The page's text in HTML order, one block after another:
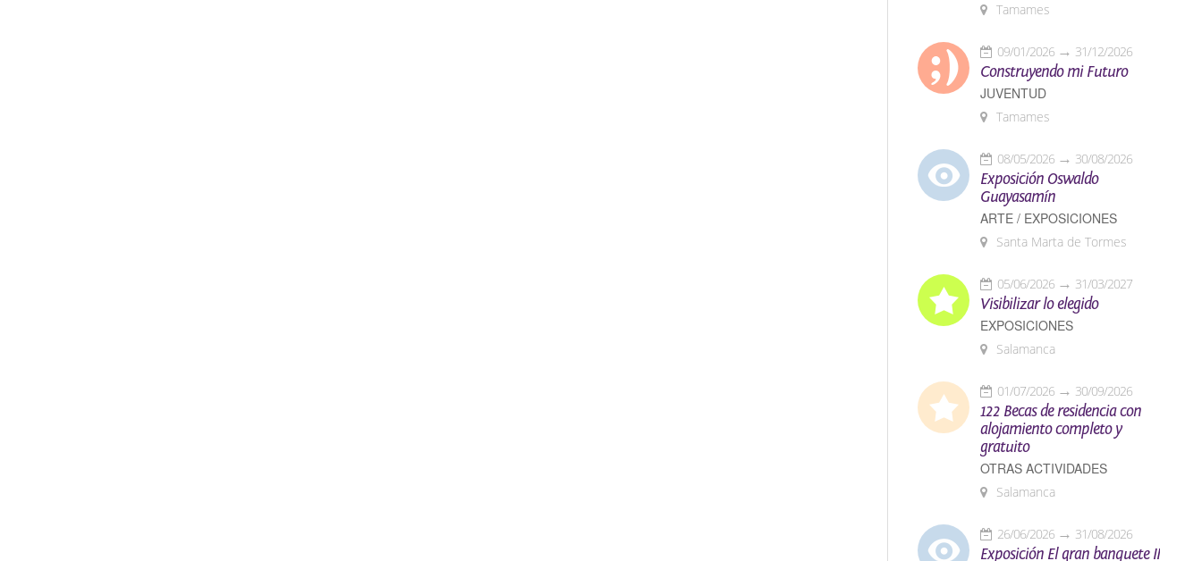
Tamames
09/01/2026 31/12/2026
Construyendo mi Futuro
JUVENTUD
Tamames
08/05/2026 30/08/2026
Exposición Oswaldo
Guayasamín
ARTE / EXPOSICIONES
Santa Marta de Tormes
05/06/2026 31/03/2027
Visibilizar lo elegido
EXPOSICIONES
Salamanca
01/07/2026 30/09/2026
122 Becas de residencia con
alojamiento completo y
gratuito
OTRAS ACTIVIDADES
Salamanca
26/06/2026 31/08/2026
Exposición El gran banquete II